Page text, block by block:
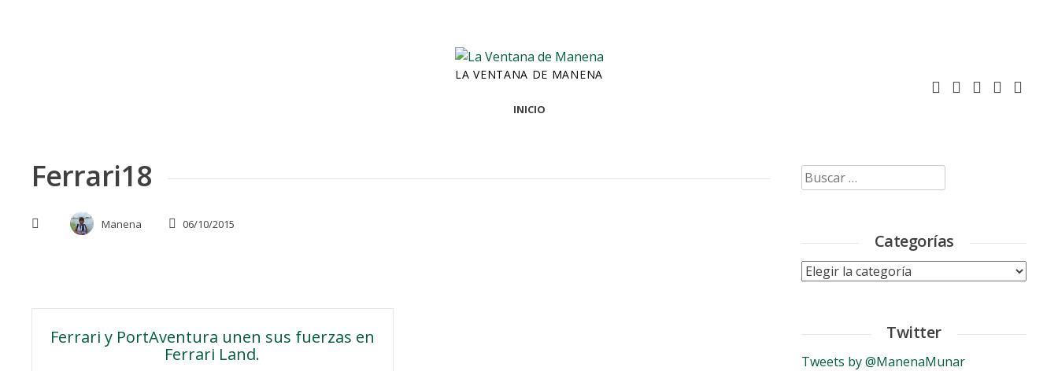
LA VENTANA DE MANENA
INICIO
Ferrari18
Manena 06/10/2015
Navegación
Ferrari y PortAventura unen sus fuerzas en
Ferrari Land.
Buscar:
Categorías
Categorías
Twitter
Tweets by @ManenaMunar